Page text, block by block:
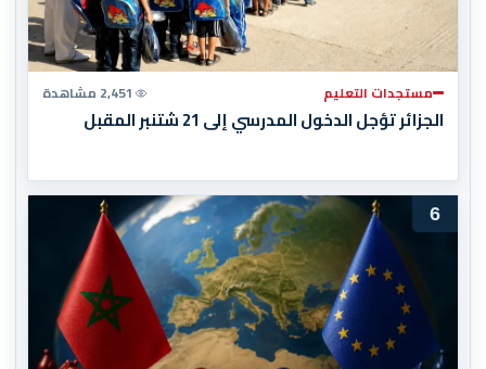
مستجدات التعليم 2,451 مشاهدة
الجزائر تؤجل الدخول المدرسي إلى 21 شتنبر المقبل
6